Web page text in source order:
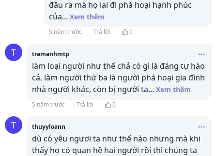
đâu ra mà họ lại đi phá hoại hạnh phúc
của... Xem thêm
5 năm trước Trả lời 0
T tramanhmtp
làm loại người như thế chả có gì là đáng tự hào
cả, làm người thứ ba là người phá hoại gia đình
nhà người khác, còn bị người ta... Xem thêm
5 năm trước Trả lời 0
T thuyyloann
dù có yêu ngươi ta như thế nào nhưng mà khi
thấy họ có quan hệ hai người rồi thì chúng ta